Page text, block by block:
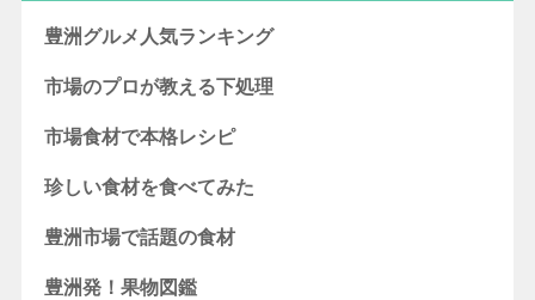
豊洲グルメ人気ランキング
市場のプロが教える下処理
市場食材で本格レシピ
珍しい食材を食べてみた
豊洲市場で話題の食材
豊洲発！果物図鑑